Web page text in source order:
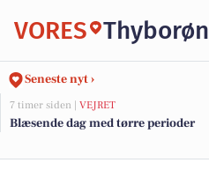
VORES Thyborøn
Seneste nyt ›
7 timer siden | VEJRET
Blæsende dag med tørre perioder